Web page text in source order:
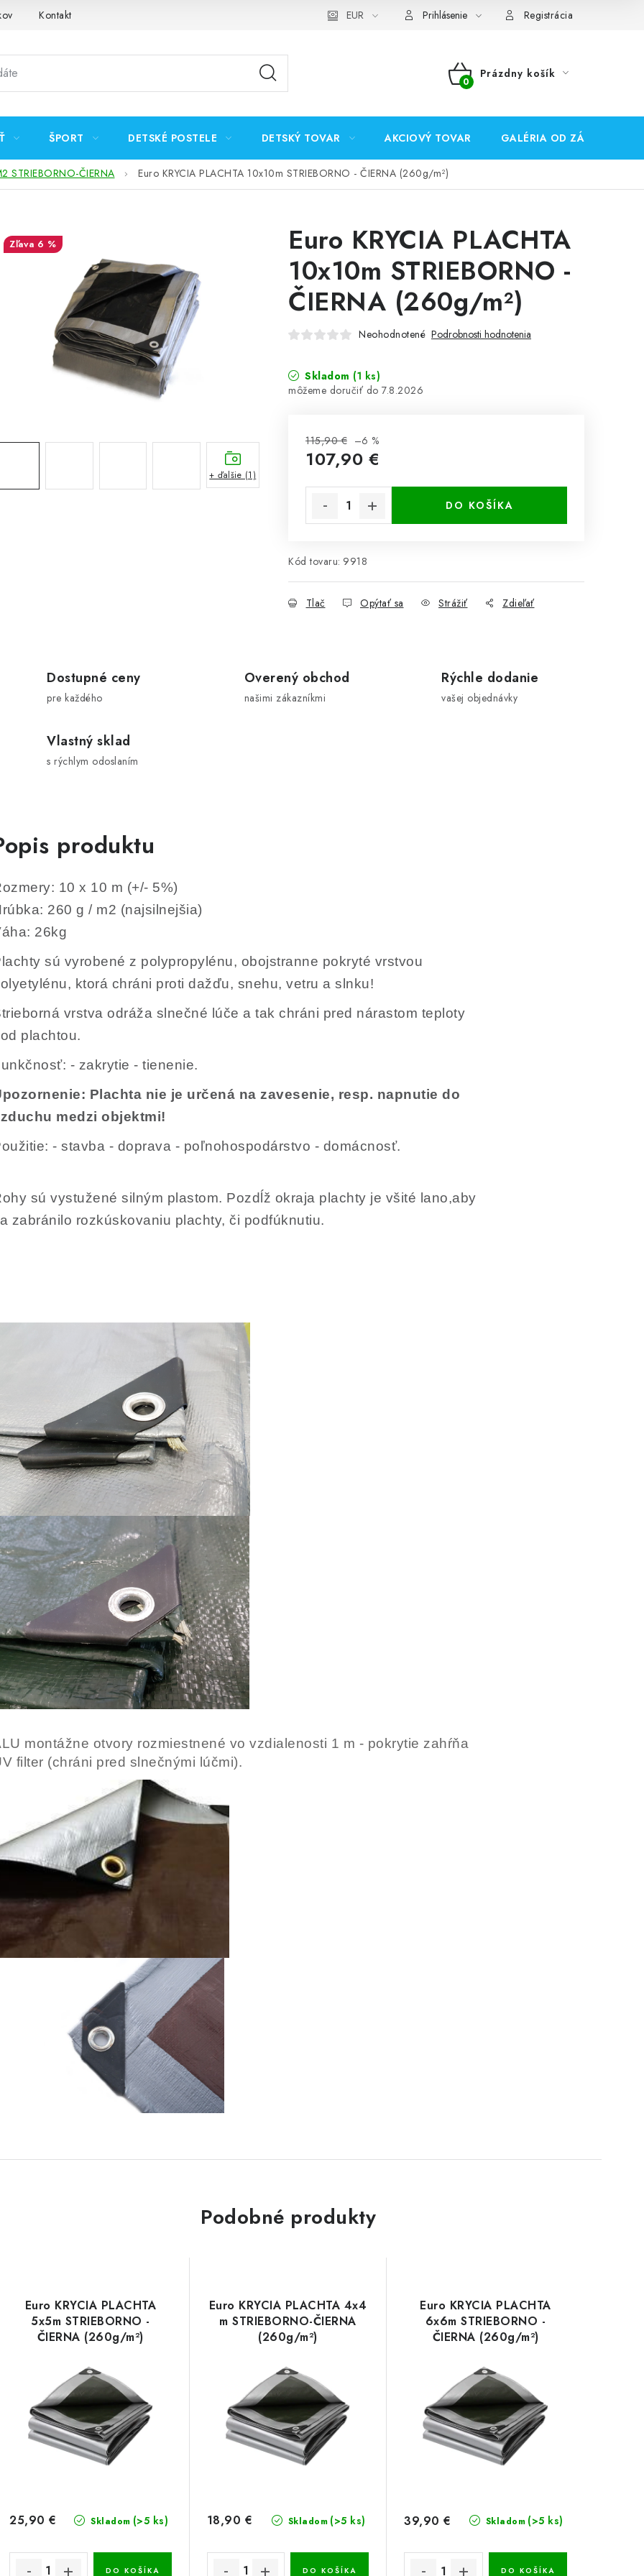
Kontakt EUR Prihlásenie Registrácia
NÁKUPNÝ
Prázdny košík
ŠPORT DETSKÉ POSTELE DETSKÝ TOVAR AKCIOVÝ TOVAR GALÉRIA OD ZÁKAZNÍKOV
STRIEBORNO-ČIERNA Euro KRYCIA PLACHTA 10x10m STRIEBORNO - ČIERNA (260g/m²)
Euro KRYCIA PLACHTA
10x10m STRIEBORNO -
ČIERNA (260g/m²)
Neohodnotené Podrobnosti hodnotenia
Skladom (1 ks)
7.8.2026
115,90 € –6 %
107,90 €
DO KOŠÍKA
Kód tovaru: 9918
Tlač Opýtať sa Strážiť Zdieľať
6 %
+ ďalšie (1)
Dostupné ceny
pre každého
Overený obchod
našimi zákazníkmi
Rýchle dodanie
vašej objednávky
Vlastný sklad
s rýchlym odoslaním
produktu
10 x 10 m (+/- 5%)
260 g / m2 (najsilnejšia)
26kg
sú vyrobené z polypropylénu, obojstranne pokryté vrstvou
ktorá chráni proti dažďu, snehu, vetru a slnku!
vrstva odráža slnečné lúče a tak chráni pred nárastom teploty
plachtou.
- zakrytie - tienenie.
Plachta nie je určená na zavesenie, resp. napnutie do
medzi objektmi!
- stavba - doprava - poľnohospodárstvo - domácnosť.
sú vystužené silným plastom. Pozdĺž okraja plachty je všité lano,aby
zabránilo rozkúskovaniu plachty, či podfúknutiu.
montážne otvory rozmiestnené vo vzdialenosti 1 m - pokrytie zahŕňa
filter (chráni pred slnečnými lúčmi).
Podobné produkty
Euro KRYCIA PLACHTA
5x5m STRIEBORNO -
ČIERNA (260g/m²)
Skladom (>5 ks)
25,90 €
DO KOŠÍKA
Euro KRYCIA PLACHTA 4x4
m STRIEBORNO-ČIERNA
(260g/m²)
Skladom (>5 ks)
18,90 €
DO KOŠÍKA
Euro KRYCIA PLACHTA
6x6m STRIEBORNO -
ČIERNA (260g/m²)
Skladom (>5 ks)
39,90 €
DO KOŠÍKA